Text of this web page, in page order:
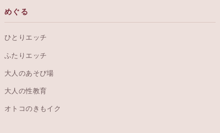
めぐる
ひとりエッチ
ふたりエッチ
大人のあそび場
大人の性教育
オトコのきもイク